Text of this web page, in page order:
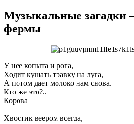
Музыкальные загадки
фермы
У нее копыта и рога,
Ходит кушать травку на луга,
А потом дает молоко нам снова.
Кто же это?..
Корова
Хвостик веером всегда,